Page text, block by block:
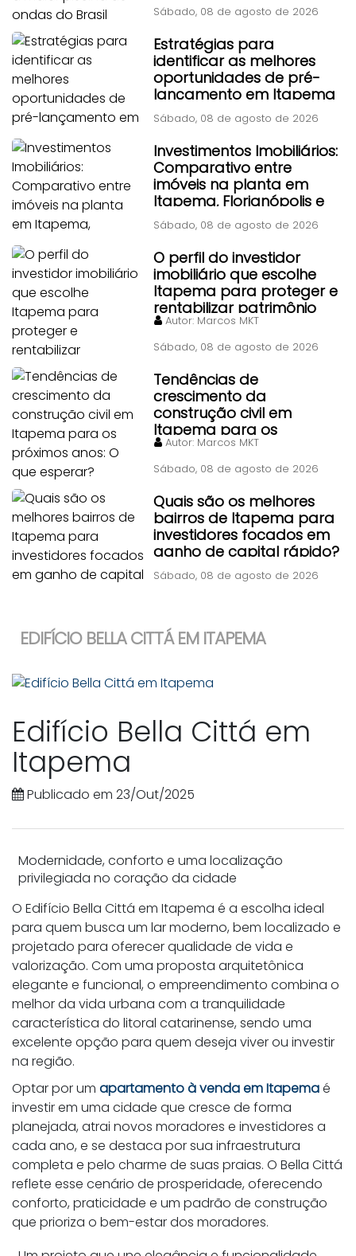
Sábado, 08 de agosto de 2026
Estratégias para
identificar as melhores
oportunidades de pré-
lançamento em Itapema
Sábado, 08 de agosto de 2026
Investimentos Imobiliários:
Comparativo entre
imóveis na planta em
Itapema, Florianópolis e
Piçarras
Sábado, 08 de agosto de 2026
O perfil do investidor
imobiliário que escolhe
Itapema para proteger e
rentabilizar patrimônio
Autor: Marcos MKT
Sábado, 08 de agosto de 2026
Tendências de
crescimento da
construção civil em
Itapema para os
próximos anos: O que
esperar?
Autor: Marcos MKT
Sábado, 08 de agosto de 2026
Quais são os melhores
bairros de Itapema para
investidores focados em
ganho de capital rápido?
Sábado, 08 de agosto de 2026
EDIFÍCIO BELLA CITTÁ EM ITAPEMA
Edifício Bella Cittá em
Itapema
Publicado em 23/Out/2025
Modernidade, conforto e uma localização
privilegiada no coração da cidade
O Edifício Bella Cittá em Itapema é a escolha ideal
para quem busca um lar moderno, bem localizado e
projetado para oferecer qualidade de vida e
valorização. Com uma proposta arquitetônica
elegante e funcional, o empreendimento combina o
melhor da vida urbana com a tranquilidade
característica do litoral catarinense, sendo uma
excelente opção para quem deseja viver ou investir
na região.
Optar por um apartamento à venda em Itapemaé
investir em uma cidade que cresce de forma
planejada, atrai novos moradores e investidores a
cada ano, e se destaca por sua infraestrutura
completa e pelo charme de suas praias. O Bella Cittá
reflete esse cenário de prosperidade, oferecendo
conforto, praticidade e um padrão de construção
que prioriza o bem-estar dos moradores.